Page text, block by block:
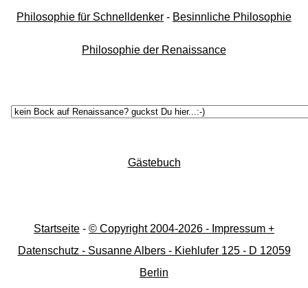
Philosophie für Schnelldenker - Besinnliche Philosophie
Philosophie der Renaissance
Gästebuch
Startseite - © Copyright 2004-2026 - Impressum +
Datenschutz - Susanne Albers - Kiehlufer 125 - D 12059
Berlin